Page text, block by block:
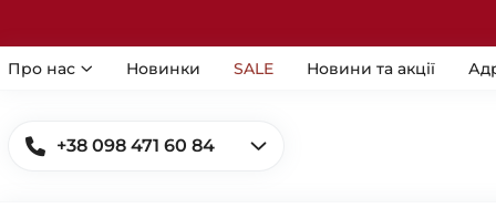
Про нас Новинки SALE Новини та акції
+38 098 471 60 84